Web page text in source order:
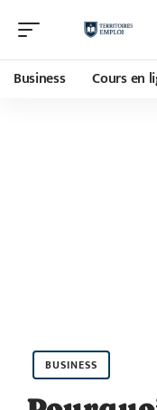
Business Cours en
BUSINESS